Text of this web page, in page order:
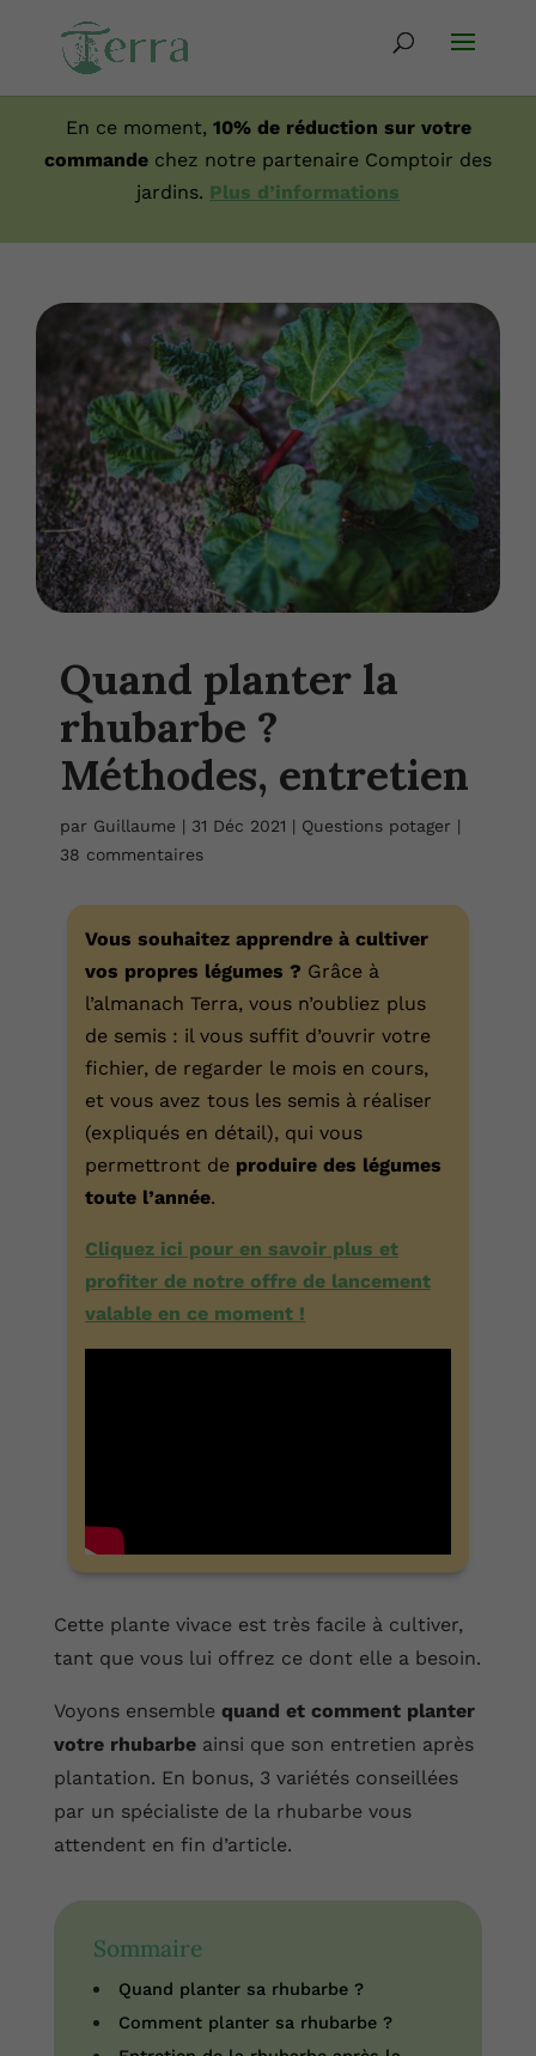
En ce moment, 10% de réduction sur votre
commande chez notre partenaire Comptoir des
jardins. Plus d’informations
Quand planter la
rhubarbe ?
Méthodes, entretien
par Guillaume | 31 Déc 2021 | Questions potager |
38 commentaires
Vous souhaitez apprendre à cultiver
vos propres légumes ? Grâce à
l’almanach Terra, vous n’oubliez plus
de semis : il vous suffit d’ouvrir votre
fichier, de regarder le mois en cours,
et vous avez tous les semis à réaliser
(expliqués en détail), qui vous
permettront de produire des légumes
toute l’année.
Cliquez ici pour en savoir plus et
profiter de notre offre de lancement
valable en ce moment !
Cette plante vivace est très facile à cultiver,
tant que vous lui offrez ce dont elle a besoin.
Voyons ensemble quand et comment planter
votre rhubarbeainsi que son entretien après
plantation. En bonus, 3 variétés conseillées
par un spécialiste de la rhubarbe vous
attendent en fin d’article.
Sommaire
Quand planter sa rhubarbe ?
Comment planter sa rhubarbe ?